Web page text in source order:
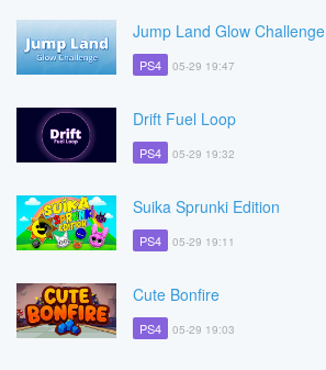
Jump Land Glow Challenge
PS4 05-29 19:47
Drift Fuel Loop
PS4 05-29 19:32
Suika Sprunki Edition
PS4 05-29 19:11
Cute Bonfire
PS4 05-29 19:03